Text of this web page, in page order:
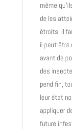
même
de les
étroits, il
il peut être
avant de
des
pend fin,
leur état
appliquer
future